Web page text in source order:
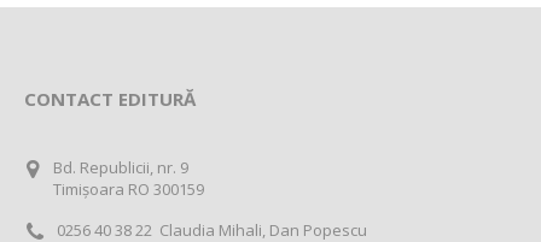
CONTACT EDITURĂ
Bd. Republicii, nr. 9
Timișoara RO 300159
0256 40 38 22 Claudia Mihali, Dan Popescu